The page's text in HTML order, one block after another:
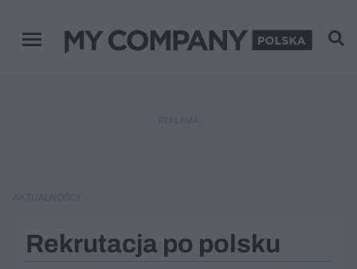
Menu główne
Rekrutacja po polsku